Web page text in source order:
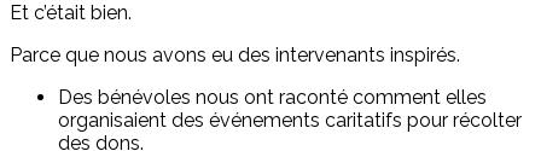
Et c’était bien.
Parce que nous avons eu des intervenants inspirés.
Des bénévoles nous ont raconté comment elles
organisaient des événements caritatifs pour récolter
des dons.